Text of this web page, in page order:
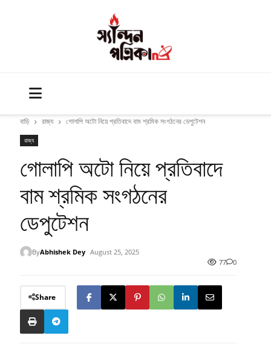
বাড়ি রাজ্য গোলাপি অটো নিয়ে প্রতিবাদে বাম শ্রমিক সংগঠনের ডেপুটেশন
রাজ্য
গোলাপি অটো নিয়ে প্রতিবাদে
বাম শ্রমিক সংগঠনের
ডেপুটেশন
ByAbhishek Dey August 25, 2025
77
0
Share